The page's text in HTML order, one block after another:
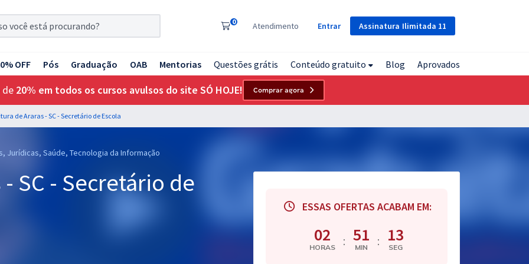
Assinatura Ilimitada 11
0 Atendimento Entrar
OFF Pós Graduação OAB Mentorias Questões grátis Conteúdo gratuito Blog Aprovados
de 20% em todos os cursos avulsos do site SÓ HOJE! Comprar agora
de Araras - SC - Secretário de Escola
Jurídicas, Saúde, Tecnologia da Informação
SC - Secretário de
ESSAS OFERTAS ACABAM EM:
02
HORAS : 51
MIN : 12
SEG